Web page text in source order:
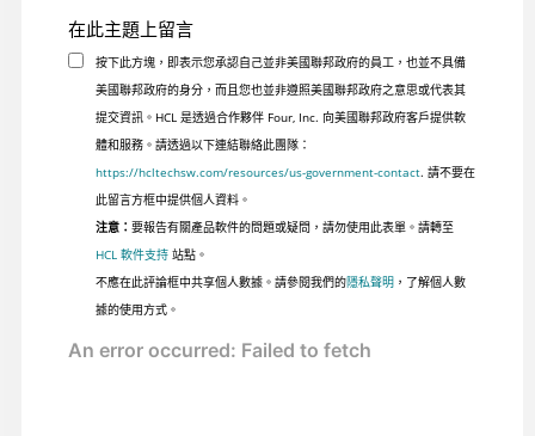
在此主題上留言
按下此方塊，即表示您承認自己並非美國聯邦政府的員工，也並不具備
美國聯邦政府的身分，而且您也並非遵照美國聯邦政府之意思或代表其
提交資訊。HCL 是透過合作夥伴 Four, Inc. 向美國聯邦政府客戶提供軟
體和服務。請透過以下連結聯絡此團隊：
https://hcltechsw.com/resources/us-government-contact. 請不要在
此留言方框中提供個人資料。
注意： 要報告有關產品軟件的問題或疑問，請勿使用此表單。請轉至
HCL 軟件支持站點。
不應在此評論框中共享個人數據。請參閱我們的隱私聲明 ，了解個人數
據的使用方式。